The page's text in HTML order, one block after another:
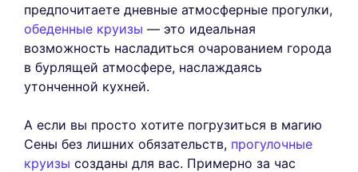
предпочитаете дневные атмосферные прогулки,
обеденные круизы — это идеальная
возможность насладиться очарованием города
в бурлящей атмосфере, наслаждаясь
утонченной кухней.
А если вы просто хотите погрузиться в магию
Сены без лишних обязательств, прогулочные
круизы созданы для вас. Примерно за час